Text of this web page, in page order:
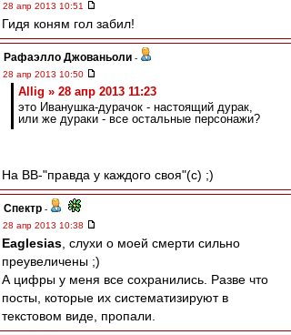
28 апр 2013 10:51
Гидя коням гол забил!
Рафаэлло Джованьоли -
28 апр 2013 10:50
Allig » 28 апр 2013 11:23
это Иванушка-дурачок - настоящий дурак,
или же дураки - все остальные персонажи?
На ВВ-"правда у каждого своя"(с) ;)
Спектр -
28 апр 2013 10:38
Eaglesias , слухи о моей смерти сильно
преувеличены ;)
А цифры у меня все сохранились. Разве что
посты, которые их систематизируют в
текстовом виде, пропали.